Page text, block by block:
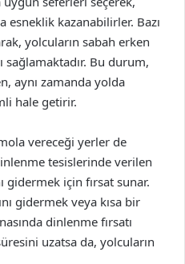
esneklik kazanabilirler. Bazı
yolcuların sabah erken
sağlamaktadır. Bu durum,
aynı zamanda yolda
hale getirir.
vereceği yerler de
tesislerinde verilen
gidermek için fırsat sunar.
gidermek veya kısa bir
dinlenme fırsatı
uzatsa da, yolcuların